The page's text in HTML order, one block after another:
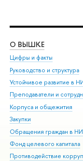
О ВЫШКЕ
Цифры и факты
Руководство и структура
Устойчивое развитие в
Преподаватели и
Корпуса и общежития
Закупки
Обращения граждан в
Фонд целевого капитала
Противодействие